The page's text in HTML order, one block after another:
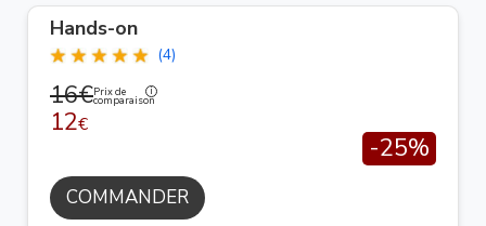
Hands-on
(4)
16€Prix de
comparaison
12€
-25%
COMMANDER